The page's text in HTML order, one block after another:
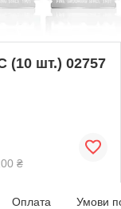
(10 шт.) 02757
₴
Оплата Умови